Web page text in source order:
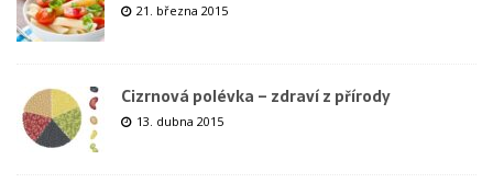
21. března 2015
Cizrnová polévka – zdraví z přírody
13. dubna 2015